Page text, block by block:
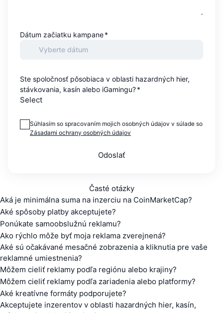
Dátum začiatku kampane*
Ste spoločnosť pôsobiaca v oblasti hazardných hier,
stávkovania, kasín alebo iGamingu?*
Select
Súhlasím so spracovaním mojich osobných údajov v súlade so
Zásadami ochrany osobných údajov
Odoslať
Časté otázky
Aká je minimálna suma na inzerciu na CoinMarketCap?
Aké spôsoby platby akceptujete?
Ponúkate samoobslužnú reklamu?
Ako rýchlo môže byť moja reklama zverejnená?
Aké sú očakávané mesačné zobrazenia a kliknutia pre vaše
reklamné umiestnenia?
Môžem cieliť reklamy podľa regiónu alebo krajiny?
Môžem cieliť reklamy podľa zariadenia alebo platformy?
Aké kreatívne formáty podporujete?
Akceptujete inzerentov v oblasti hazardných hier, kasín,